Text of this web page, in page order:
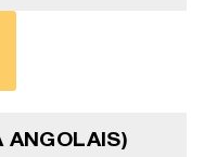
ANGOLAIS)